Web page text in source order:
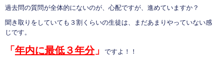
過去問の質問が全体的にないのが、心配ですが、進めていますか？
聞き取りをしていても３割くらいの生徒は、まだあまりやっていない感
じです。
「 年内に最低３年分」 ですよ！！